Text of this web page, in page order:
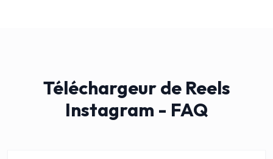
Téléchargeur de Reels
Instagram - FAQ